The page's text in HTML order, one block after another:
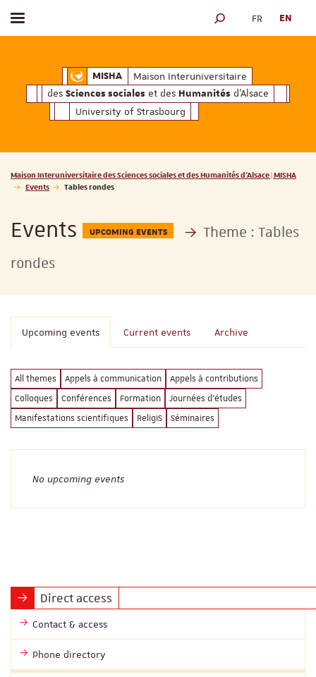
MISHAMaison Interuniversitaire des
Maison Interuniversitaire
des Sciences sociales et des Humanités d'Alsace
University of Strasbourg
Toggle menu SEARCH ENGINE
FR EN
Vous êtes ici :
Maison Interuniversitaire des Sciences sociales et des Humanités d'Alsace | MISHA
Events
Tables rondes
Events UPCOMING EVENTS Theme : Tables
rondes
Upcoming events Current events Archive
All themes Appels à communication
Appels à contributions
Colloques
Conférences Formation
Journées d'études
Manifestations scientifiques
ReligiS Séminaires
No upcoming events
Direct access
Contact & access
Phone directory